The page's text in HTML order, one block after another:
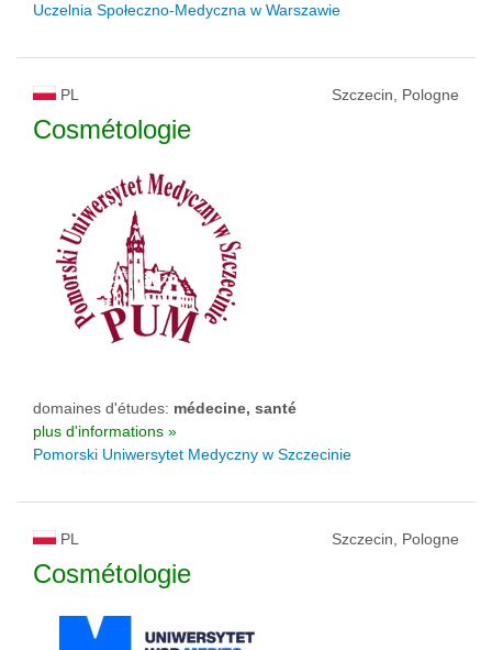
Uczelnia Społeczno-Medyczna w Warszawie
PL Szczecin, Pologne
Cosmétologie
domaines d'études: médecine, santé
plus d'informations »
Pomorski Uniwersytet Medyczny w Szczecinie
PL Szczecin, Pologne
Cosmétologie